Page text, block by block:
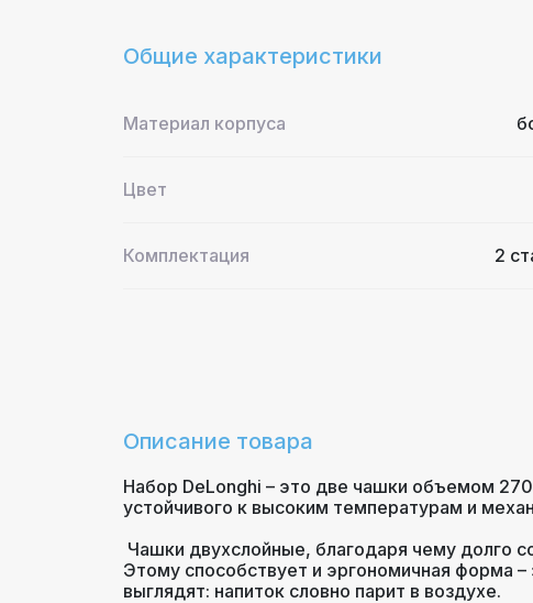
Общие характеристики
Материал корпуса
Цвет
Комплектация 2
Описание товара
Набор DeLonghi – это две чашки объемом
устойчивого к высоким температурам и
Чашки двухслойные, благодаря чему долго
Этому способствует и эргономичная форма
выглядят: напиток словно парит в воздухе.